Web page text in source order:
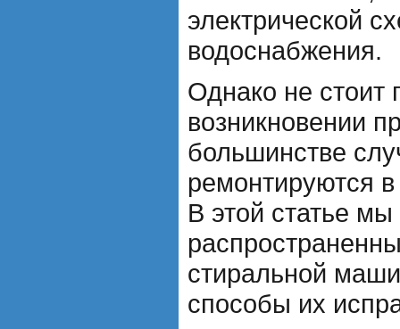
электрической
водоснабжения.
Однако не стоит
возникновении
большинстве
ремонтируются
В этой статье
стиральной
способы их